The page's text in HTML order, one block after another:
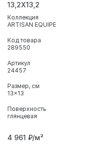
13,2X13,2
Коллекция
ARTISAN EQUIPE
Код товара
289550
Артикул
24457
Размер, см
13x13
Поверхность
глянцевая
4 961 ₽/м²